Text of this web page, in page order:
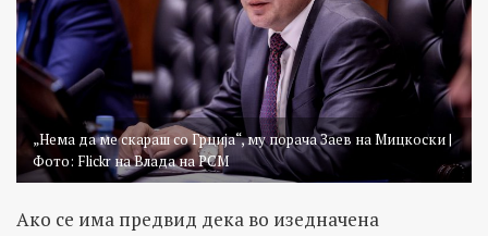
„Нема да ме скараш со Грција“, му порача Заев на Мицкоски |
Фото: Flickr на Влада на РСМ
Ако се има предвид дека во изедначена